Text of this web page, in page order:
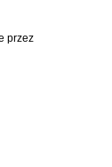
przez